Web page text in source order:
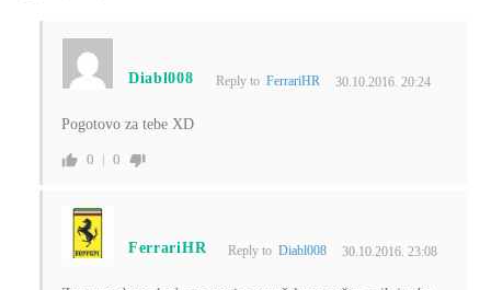
Diabl008 Reply to FerrariHR 30.10.2016. 20:24
Pogotovo za tebe XD
0 0
FerrariHR Reply toDiabl008 30.10.2016. 23:08